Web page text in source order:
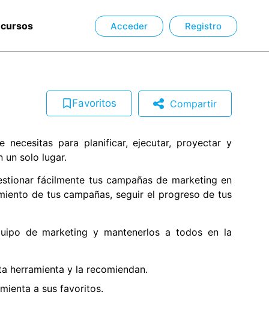
Acceder Registro
Favoritos Compartir
para planificar, ejecutar, proyectar y
un solo lugar.
fácilmente tus campañas de marketing en
de tus campañas, seguir el progreso de tus
de marketing y mantenerlos a todos en la
herramienta y la recomiendan.
a sus favoritos.